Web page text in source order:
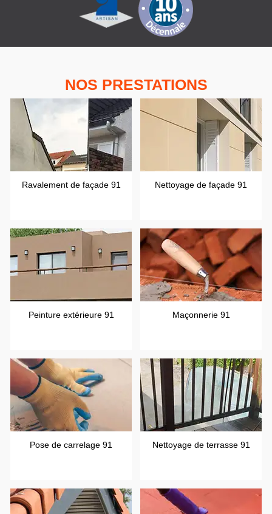
NOS PRESTATIONS
Ravalement de façade 91 Nettoyage de façade 91
Peinture extérieure 91 Maçonnerie 91
Pose de carrelage 91 Nettoyage de terrasse 91